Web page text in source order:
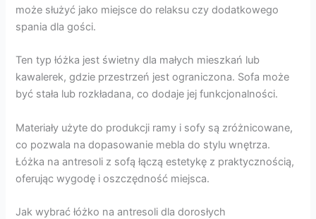
może służyć jako miejsce do relaksu czy dodatkowego
spania dla gości.
Ten typ łóżka jest świetny dla małych mieszkań lub
kawalerek, gdzie przestrzeń jest ograniczona. Sofa może
być stała lub rozkładana, co dodaje jej funkcjonalności.
Materiały użyte do produkcji ramy i sofy są zróżnicowane,
co pozwala na dopasowanie mebla do stylu wnętrza.
Łóżka na antresoli z sofą łączą estetykę z praktycznością,
oferując wygodę i oszczędność miejsca.
Jak wybrać łóżko na antresoli dla dorosłych